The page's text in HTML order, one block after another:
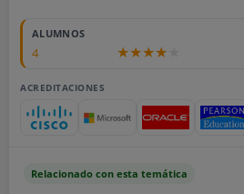
ALUMNOS
4
ACREDITACIONES
Relacionado con esta temática